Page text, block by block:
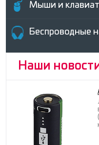
Мыши и
Беcпроводные
Наши